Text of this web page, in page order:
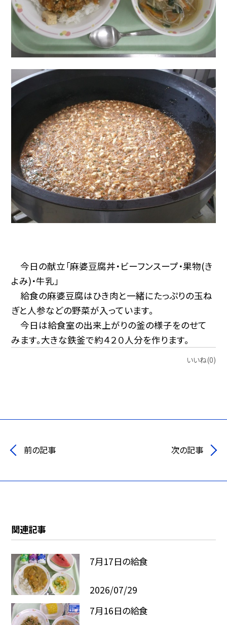
今日の献立「麻婆豆腐丼・ビーフンスープ・果物(き
よみ)・牛乳」
給食の麻婆豆腐はひき肉と一緒にたっぷりの玉ね
ぎと人参などの野菜が入っています。
今日は給食室の出来上がりの釜の様子をのせて
みます。大きな鉄釜で約４２０人分を作ります。
いいね(0)
前の記事 次の記事
関連記事
7月17日の給食
2026/07/29
7月16日の給食